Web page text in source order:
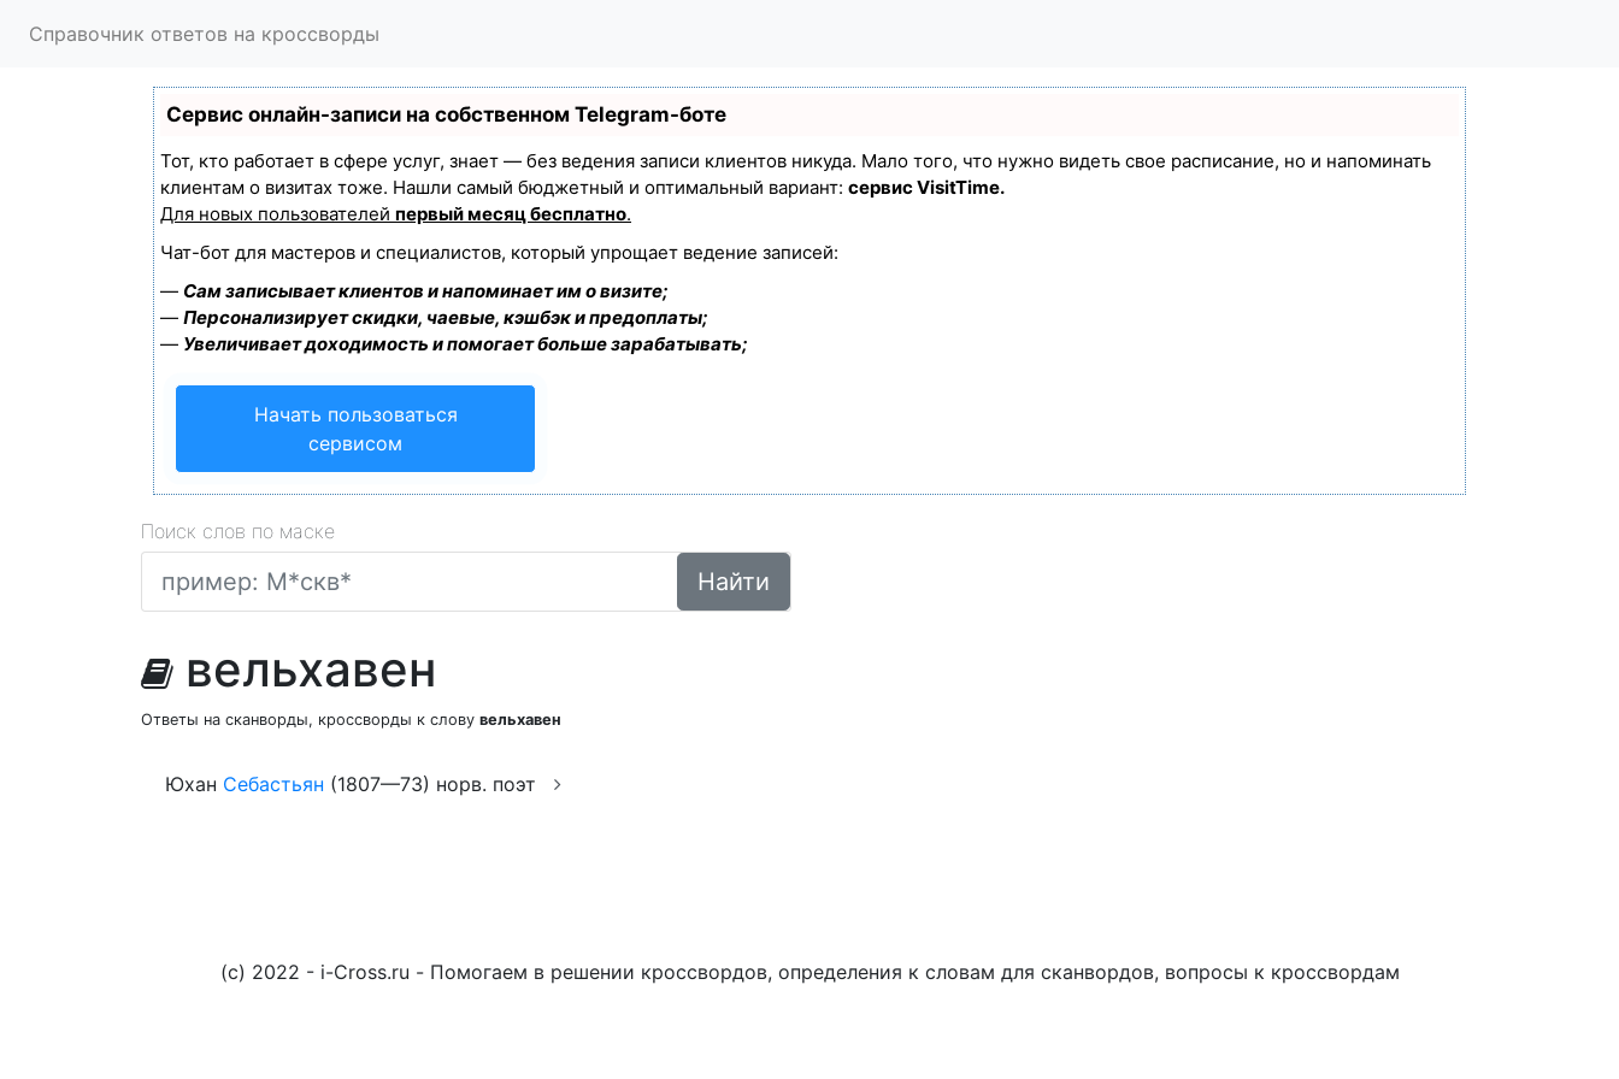
Справочник ответов на кроссворды
Сервис онлайн-записи на собственном Telegram-боте
Тот, кто работает в сфере услуг, знает — без ведения записи клиентов никуда. Мало того, что нужно видеть свое расписание, но и напоминать
клиентам о визитах тоже. Нашли самый бюджетный и оптимальный вариант: сервис VisitTime.
Для новых пользователей первый месяц бесплатно.
Чат-бот для мастеров и специалистов, который упрощает ведение записей:
— Сам записывает клиентов и напоминает им о визите;
— Персонализирует скидки, чаевые, кэшбэк и предоплаты;
— Увеличивает доходимость и помогает больше зарабатывать;
Начать пользоваться
сервисом
Поиск слов по маске
Найти
вельхавен
Ответы на сканворды, кроссворды к слову вельхавен
Юхан Себастьян (1807—73) норв. поэт
(c) 2022 - i-Cross.ru - Помогаем в решении кроссвордов, определения к словам для сканвордов, вопросы к кроссвордам